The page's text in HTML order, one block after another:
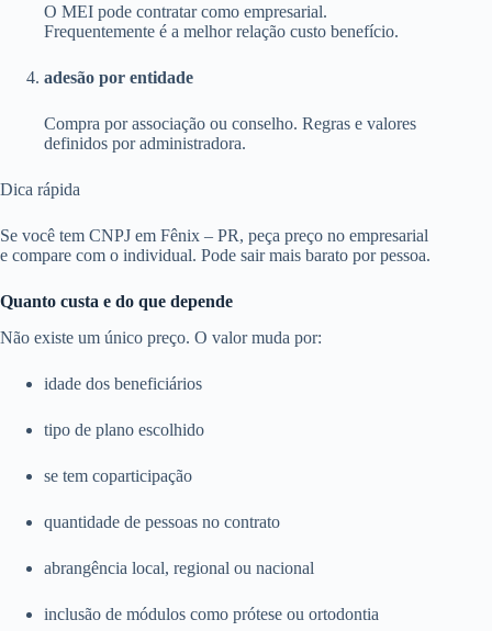
O MEI pode contratar como empresarial.
Frequentemente é a melhor relação custo benefício.
adesão por entidade
Compra por associação ou conselho. Regras e valores
definidos por administradora.
Dica rápida
Se você tem CNPJ em Fênix – PR, peça preço no empresarial
e compare com o individual. Pode sair mais barato por pessoa.
Quanto custa e do que depende
Não existe um único preço. O valor muda por:
idade dos beneficiários
tipo de plano escolhido
se tem coparticipação
quantidade de pessoas no contrato
abrangência local, regional ou nacional
inclusão de módulos como prótese ou ortodontia